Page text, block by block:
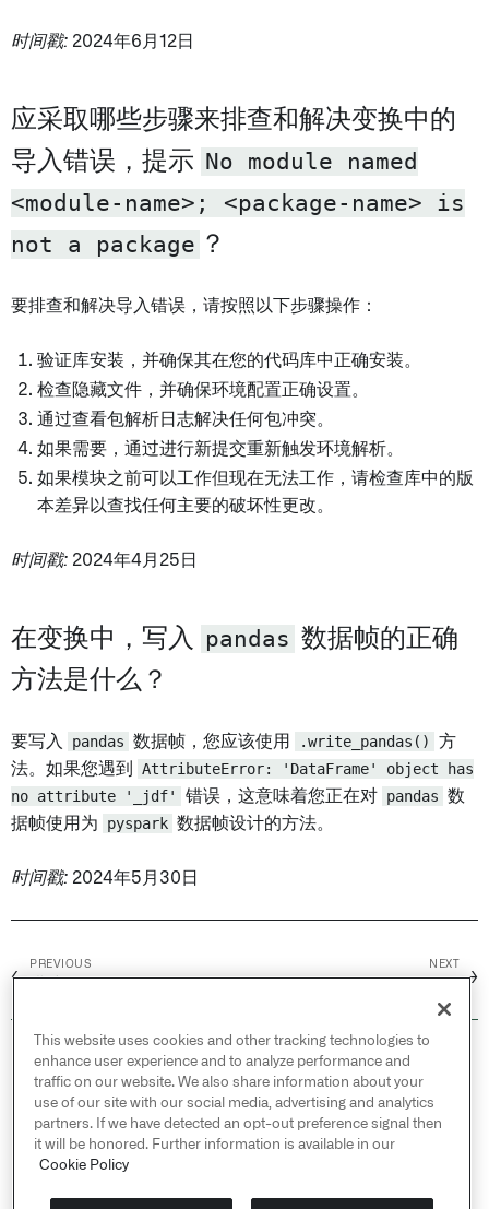
时间戳: 2024年6月12日
应采取哪些步骤来排查和解决变换中的
导入错误，提示 No module named
<module-name>; <package-name> is
not a package ？
要排查和解决导入错误，请按照以下步骤操作：
验证库安装，并确保其在您的代码库中正确安装。
检查隐藏文件，并确保环境配置正确设置。
通过查看包解析日志解决任何包冲突。
如果需要，通过进行新提交重新触发环境解析。
如果模块之前可以工作但现在无法工作，请检查库中的版
本差异以查找任何主要的破坏性更改。
时间戳: 2024年4月25日
在变换中，写入 pandas 数据帧的正确
方法是什么？
要写入 pandas 数据帧，您应该使用 .write_pandas()
方
法。如果您遇到
AttributeError: 'DataFrame' object has
no attribute '_jdf'
错误，这意味着您正在对 pandas 数
据帧使用为
pyspark 数据帧设计的方法。
时间戳: 2024年5月30日
←
PREVIOUS NEXT
→
© 2026 Palantir Technologies Inc. All rights
reserved.
Cookies Statement ↗
Privacy Statement ↗
Terms of Use ↗
Do Not Sell or Share My Personal Information
This website uses cookies and other tracking technologies to
enhance user experience and to analyze performance and
traffic on our website. We also share information about your
use of our site with our social media, advertising and analytics
partners. If we have detected an opt-out preference signal then
it will be honored. Further information is available in our
Cookie Policy